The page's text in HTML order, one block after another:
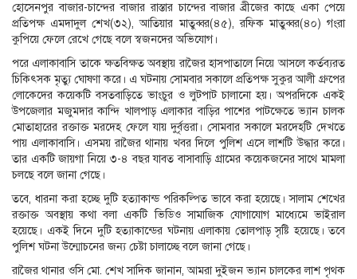
হোসেনপুর বাজার-চান্দের বাজার রাস্তার চান্দের বাজার ব্রীজের কাছে একা পেয়ে
প্রতিপক্ষ এমদাদুল শেখ(৩২), আতিয়ার মাতুব্বর(৪৫), রফিক মাতুব্বর(৪০) গংরা
কুপিয়ে ফেলে রেখে গেছে বলে স্বজনদের অভিযোগ।
পরে এলাকাবাসি তাকে ক্ষতবিক্ষত অবস্থায় রাজৈর হাসপাতালে নিয়ে আসলে কর্তব্যরত
চিকিৎসক মৃত্যু ঘোষণা করে। এ ঘটনায় সোমবার সকালে প্রতিপক্ষ সুকুর আলী গ্রুপের
লোকেদের কয়েকটি বসতবাড়িতে ভাংচুর ও লুটপাট চালানো হয়। অপরদিকে একই
উপজেলার মজুমদার কান্দি খালপাড় এলাকার বাড়ির পাশের পাটক্ষেতে ভ্যান চালক
মোতাহারের রক্তাক্ত মরদেহ ফেলে যায় দুর্বৃত্তরা। সোমবার সকালে মরদেহটি দেখতে
পায় এলাকাবাসি। এসময় রাজৈর থানায় খবর দিলে পুলিশ এসে লাশটি উদ্ধার করে।
তার একটি জায়গা নিয়ে ৩-৪ বছর যাবত বাসাবাড়ি গ্রামের কয়েকজনের সাথে মামলা
চলছে বলে জানা গেছে।
তবে, ধারনা করা হচ্ছে দুটি হত্যাকান্ড পরিকল্পিত ভাবে করা হয়েছে। সালাম শেখের
রক্তাক্ত অবস্থায় কথা বলা একটি ভিডিও সামাজিক যোগাযোগ মাধ্যেমে ভাইরাল
হয়েছে। একই দিনে দুটি হত্যাকান্ডের ঘটনায় এলাকায় তোলপাড় সৃষ্টি হয়েছে। তবে
পুলিশ ঘটনা উন্মোচনের জন্য চেষ্টা চালাচ্ছে বলে জানা গেছে।
রাজৈর থানার ওসি মো. শেখ সাদিক জানান, আমরা দুইজন ভ্যান চালকের লাশ পৃথক